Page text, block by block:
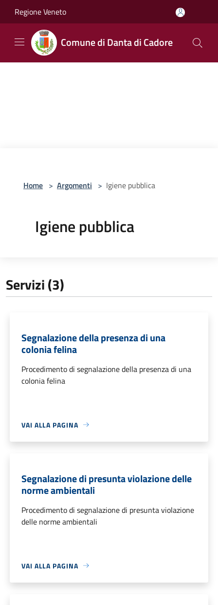
Regione Veneto
Comune di Danta di Cadore
Home > Argomenti > Igiene pubblica
Igiene pubblica
Servizi (3)
Segnalazione della presenza di una
colonia felina
Procedimento di segnalazione della presenza di una
colonia felina
VAI ALLA PAGINA
Segnalazione di presunta violazione delle
norme ambientali
Procedimento di segnalazione di presunta violazione
delle norme ambientali
VAI ALLA PAGINA